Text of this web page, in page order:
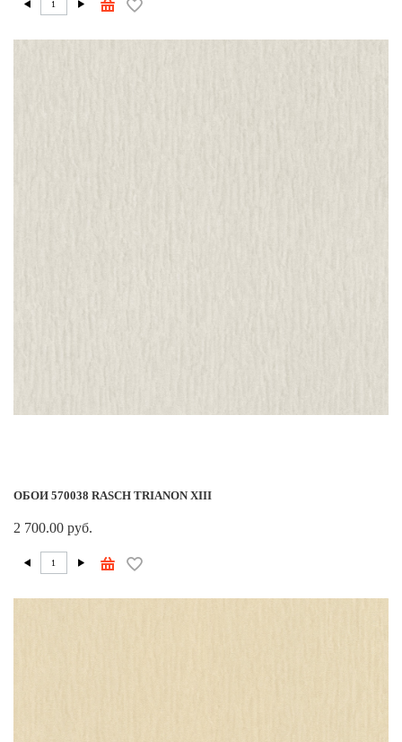
ОБОИ 570038 RASCH TRIANON XIII
2 700.00 руб.